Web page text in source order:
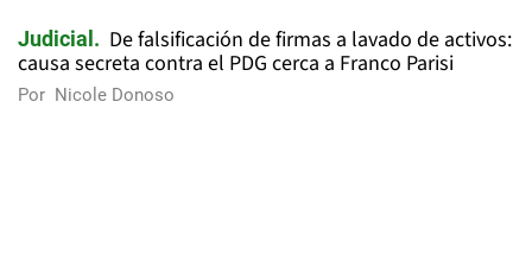
Judicial
De falsificación de firmas a lavado de activos:
causa secreta contra el PDG cerca a Franco Parisi
Por Nicole Donoso